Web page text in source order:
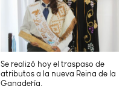
Se realizó hoy el traspaso de
atributos a la nueva Reina de la
Ganadería.